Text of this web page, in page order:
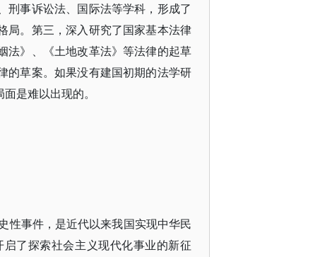
刑事诉讼法、国际法等学科，形成了
局。第三，深入研究了国家基本法律
法》、《土地改革法》等法律的起草
的草案。如果没有建国初期的法学研
是难以出现的。
性事件，是近代以来我国实现中华民
了探索社会主义现代化事业的新征